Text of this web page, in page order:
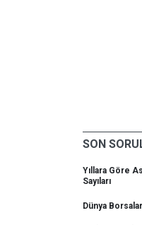
SON
Yıllara Göre
Sayıları
Dünya